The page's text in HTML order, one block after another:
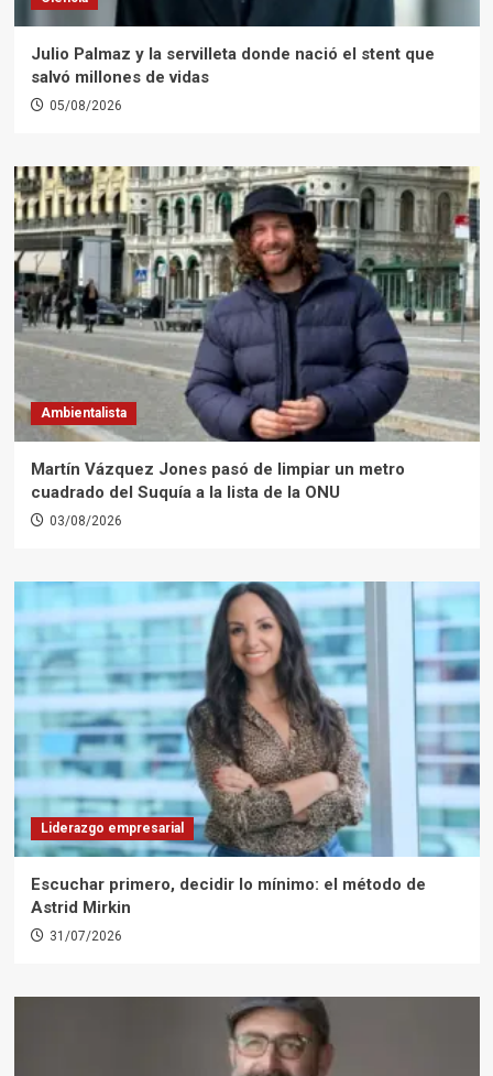
Julio Palmaz y la servilleta donde nació el stent que
salvó millones de vidas
05/08/2026
Ambientalista
Martín Vázquez Jones pasó de limpiar un metro
cuadrado del Suquía a la lista de la ONU
03/08/2026
Liderazgo empresarial
Escuchar primero, decidir lo mínimo: el método de
Astrid Mirkin
31/07/2026